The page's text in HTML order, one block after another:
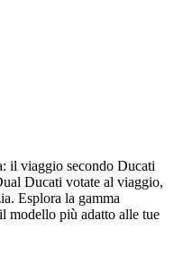
il viaggio secondo Ducati
Ducati votate al viaggio,
Esplora la gamma
modello più adatto alle tue